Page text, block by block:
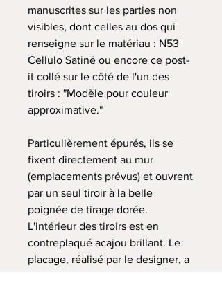
manuscrites sur les parties non
visibles, dont celles au dos qui
renseigne sur le matériau : N53
Cellulo Satiné ou encore ce post-
it collé sur le côté de l'un des
tiroirs : "Modèle pour couleur
approximative."
Particulièrement épurés, ils se
fixent directement au mur
(emplacements prévus) et ouvrent
par un seul tiroir à la belle
poignée de tirage dorée.
L'intérieur des tiroirs est en
contreplaqué acajou brillant. Le
placage, réalisé par le designer, a